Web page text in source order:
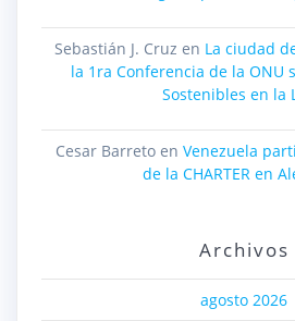
Sebastián J. Cruz en La ciudad
la 1ra Conferencia de la ONU
Sostenibles en la
Cesar Barretoen Venezuela
de la CHARTER en
Archivos
agosto 2026